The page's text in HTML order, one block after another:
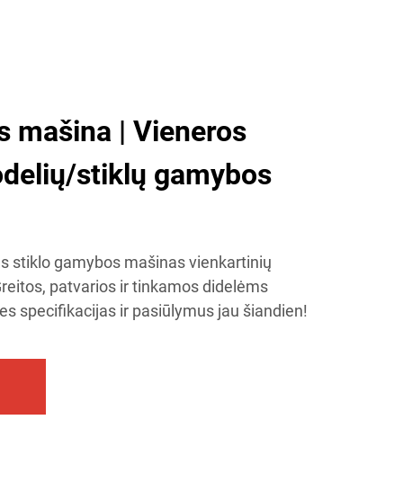
mašina | Vieneros
stiklų gamybos
stiklo gamybos mašinas vienkartinių
patvarios ir tinkamos didelėms
specifikacijas ir pasiūlymus jau šiandien!